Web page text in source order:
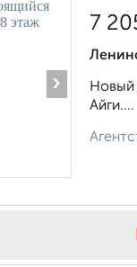
›
7
Новый
Айги....